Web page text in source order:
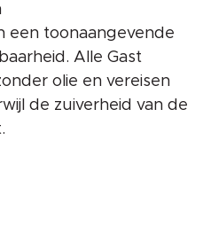
een toonaangevende
Alle Gast
olie en vereisen
de zuiverheid van de